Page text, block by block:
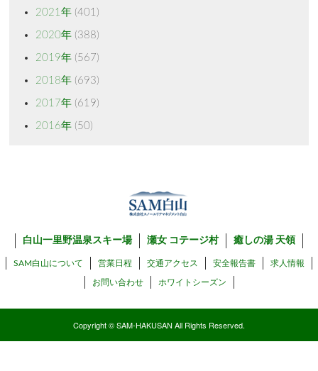
2021年(401)
2020年(388)
2019年(567)
2018年(693)
2017年(619)
2016年(50)
白山一里野温泉スキー場 瀬女 コテージ村 癒しの湯 天領
SAM白山について 営業日程 交通アクセス 安全報告書 求人情報
お問い合わせ ホワイトシーズン
Copyright © SAM-HAKUSAN All Rights Reserved.